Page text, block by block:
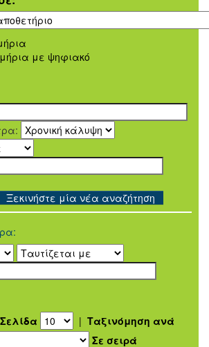
με ψηφιακό
Ξεκινήστε μία νέα αναζήτηση
| Ταξινόμηση ανά
Σε σειρά